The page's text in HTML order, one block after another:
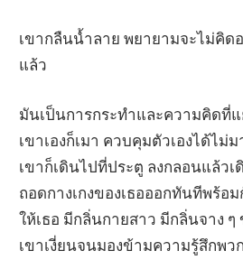
เขากลืนน้ำลาย พยายามจะไม่คิด
แล้ว
มันเป็นการกระทำและความคิดที่
เขาเองก็เมา ควบคุมตัวเองได้ไ
เขาก็เดินไปที่ประตู ลงกลอนแล้ว
ถอดกางเกงของเธอออกทันทีพร้อ
ให้เธอ มีกลิ่นกายสาว มีกลิ่นจาง
เขาเงี่ยนจนมองข้ามความรู้สึกพ